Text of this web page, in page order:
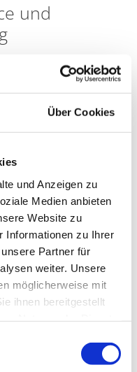
Über Cookies
und Anzeigen zu
Medien anbieten
Website zu
Informationen zu Ihrer
Partner für
weiter. Unsere
möglicherweise mit
ihnen bereitgestellt
und
im Leipziger
professionelle
um Ihre Küche,
mit vielseitigem
Beginn für Ihre
Ihnen vor Ort
Ihre Traumküche